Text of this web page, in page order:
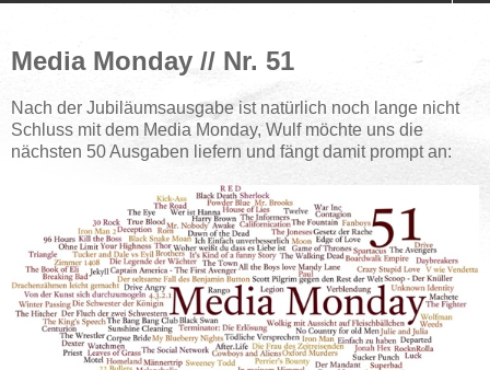
Media Monday // Nr. 51
Nach der Jubiläumsausgabe ist natürlich noch lange nicht
Schluss mit dem Media Monday, Wulf möchte uns die
nächsten 50 Ausgaben liefern und fängt damit prompt an: